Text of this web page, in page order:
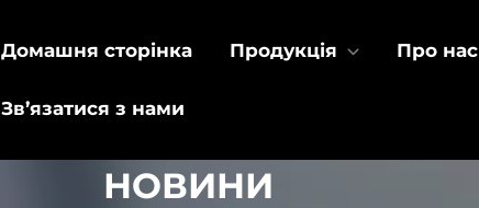
Домашня сторінка Продукція Про нас
Зв’язатися з нами
НОВИНИ